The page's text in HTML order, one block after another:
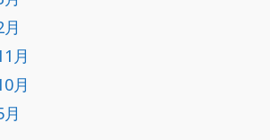
月
月